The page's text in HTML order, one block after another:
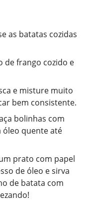
as batatas cozidas
de frango cozido e
e misture muito
bem consistente.
bolinhas com
óleo quente até
prato com papel
de óleo e sirva
de batata com